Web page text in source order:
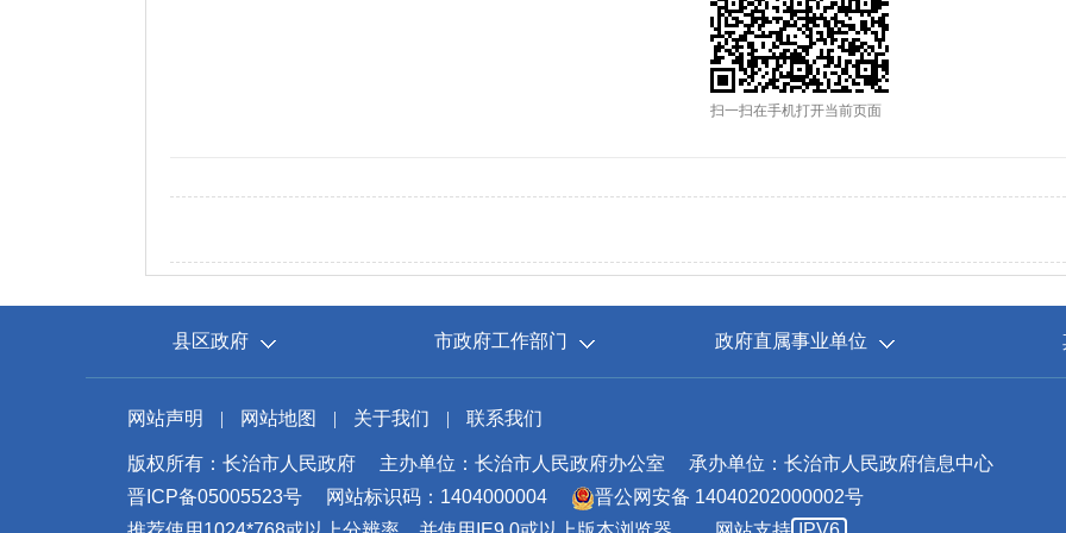
扫一扫在手机打开当前页面
县区政府 市政府工作部门 政府直属事业单位
网站声明 | 网站地图 | 关于我们 | 联系我们
版权所有：长治市人民政府 主办单位：长治市人民政府办公室
承办单位：长治市人民政府信息中心
晋ICP备05005523号
网站标识码：1404000004
晋公网安备 14040202000002号